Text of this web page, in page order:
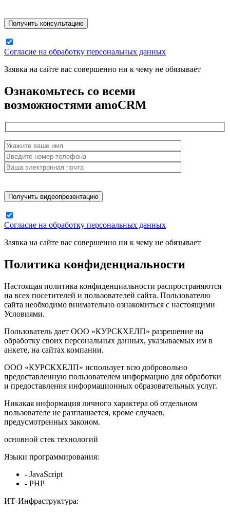
Согласие на обработку персональных данных
Заявка на сайте вас совершенно ни к чему не обязывает
Ознакомьтесь со всеми
возможностями amoCRM
Согласие на обработку персональных данных
Заявка на сайте вас совершенно ни к чему не обязывает
Политика конфиденциальности
Настоящая политика конфиденциальности распространяются
на всех посетителей и пользователей сайта. Пользователю
сайта необходимо внимательно ознакомиться с настоящими
Условиями.
Пользователь дает ООО «КУРСКХЕЛП» разрешение на
обработку своих персональных данных, указываемых им в
анкете, на сайтах компании.
ООО «КУРСКХЕЛП» использует всю добровольно
предоставленную пользователем информацию для обработки
и предоставления информационных образовательных услуг.
Никакая информация личного характера об отдельном
пользователе не разглашается, кроме случаев,
предусмотренных законом.
основной стек технологий
Языки программирования:
- JavaScript
- PHP
ИТ-Инфраструктура: